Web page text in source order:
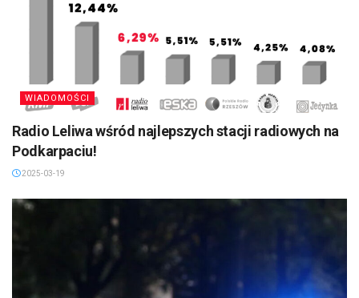
WIADOMOŚCI
Radio Leliwa wśród najlepszych stacji radiowych na
Podkarpaciu!
2025-03-19